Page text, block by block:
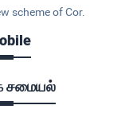
scheme of Cor.
சமையல்